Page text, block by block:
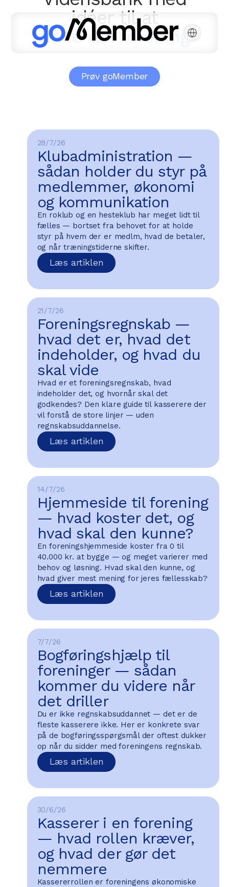
idéer til at
drive din forening
Prøv goMember
28/7/26
Klubadministration —
sådan holder du styr på
medlemmer, økonomi
og kommunikation
En roklub og en hesteklub har meget lidt til
fælles — bortset fra behovet for at holde
styr på hvem der er medlm, hvad de betaler,
og når træningstiderne skifter.
Læs artiklen
21/7/26
Foreningsregnskab —
hvad det er, hvad det
indeholder, og hvad du
skal vide
Hvad er et foreningsregnskab, hvad
indeholder det, og hvornår skal det
godkendes? Den klare guide til kasserere der
vil forstå de store linjer — uden
regnskabsuddannelse.
Læs artiklen
14/7/26
Hjemmeside til forening
— hvad koster det, og
hvad skal den kunne?
En foreningshjemmeside koster fra 0 til
40.000 kr. at bygge — og meget varierer med
behov og løsning. Hvad skal den kunne, og
hvad giver mest mening for jeres fællesskab?
Læs artiklen
7/7/26
Bogføringshjælp til
foreninger — sådan
kommer du videre når
det driller
Du er ikke regnskabsuddannet — det er de
fleste kasserere ikke. Her er konkrete svar
på de bogføringsspørgsmål der oftest dukker
op når du sidder med foreningens regnskab.
Læs artiklen
30/6/26
Kasserer i en forening
— hvad rollen kræver,
og hvad der gør det
nemmere
Kassererrollen er foreningens økonomiske